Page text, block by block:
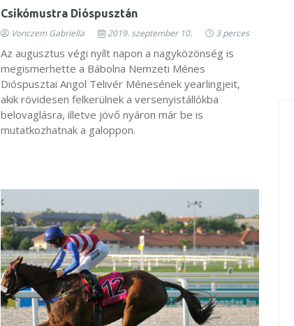
Csikómustra Dióspusztán
Vonczem Gabriella 2019. szeptember 10. 3 perces
Az augusztus végi nyílt napon a nagyközönség is
megismerhette a Bábolna Nemzeti Ménes
Dióspusztai Angol Telivér Ménesének yearlingjeit,
akik rövidesen felkerülnek a versenyistállókba
belovaglásra, illetve jövő nyáron már be is
mutatkozhatnak a galoppon.